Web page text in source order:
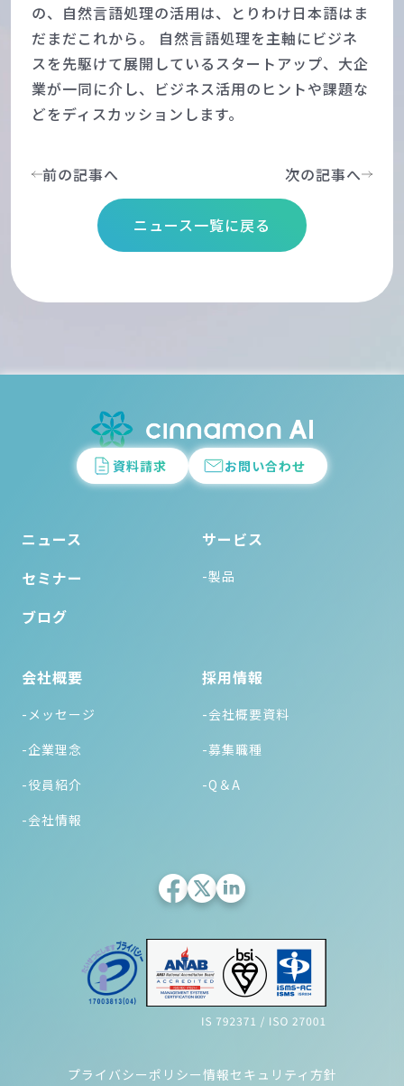
の、自然言語処理の活用は、とりわけ日本語はま
だまだこれから。 自然言語処理を主軸にビジネ
スを先駆けて展開しているスタートアップ、大企
業が一同に介し、ビジネス活用のヒントや課題な
どをディスカッションします。
前の記事へ
ニュース一覧に戻る
次の記事へ
資料請求 お問い合わせ
ニュース
セミナー
ブログ
サービス
-製品
会社概要
-メッセージ
-企業理念
-役員紹介
-会社情報
採用情報
-会社概要資料
-募集職種
-Q＆A
プライバシーポリシー情報セキュリティ方針